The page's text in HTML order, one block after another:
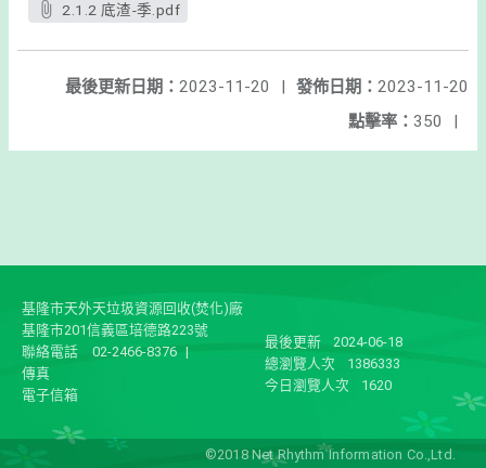
2.1.2 底渣-季.pdf
發佈日期： 2023-11-20
最後更新日期： 2023-11-20
|
點擊率： 350 |
基隆市天外天垃圾資源回收(焚化)廠
基隆市201信義區培德路223號
聯絡電話
02-2466-8376 |
傳真
電子信箱
最後更新
2024-06-18
總瀏覽人次
1386333
今日瀏覽人次
1620
©2018 Net Rhythm Information Co.,Ltd.